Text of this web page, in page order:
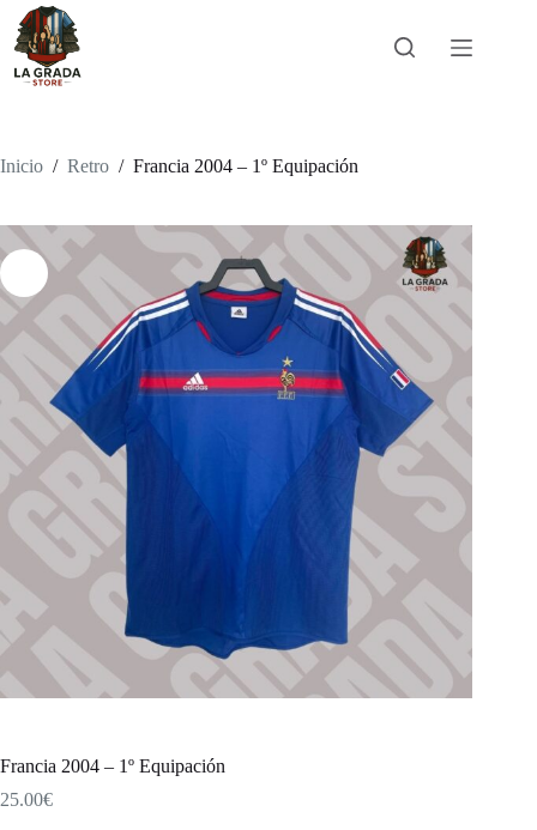
Saltar
contenido
Inicio / Retro / Francia 2004 – 1º Equipación
Francia 2004 – 1º Equipación
25.00€